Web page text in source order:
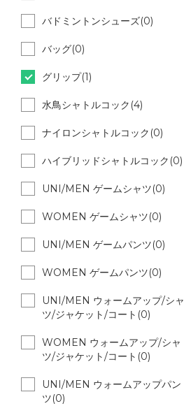
バドミントンシューズ(0)
バッグ(0)
グリップ(1)
水鳥シャトルコック(4)
ナイロンシャトルコック(0)
ハイブリッドシャトルコック(0)
UNI/MEN ゲームシャツ(0)
WOMEN ゲームシャツ(0)
UNI/MEN ゲームパンツ(0)
WOMEN ゲームパンツ(0)
UNI/MEN ウォームアップ/シャ
ツ/ジャケット/コート(0)
WOMEN ウォームアップ/シャ
ツ/ジャケット/コート(0)
UNI/MEN ウォームアップパン
ツ(0)